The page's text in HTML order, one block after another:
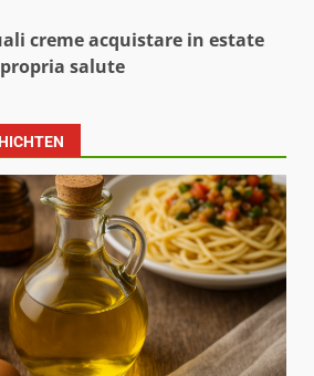
creme acquistare in estate
salute